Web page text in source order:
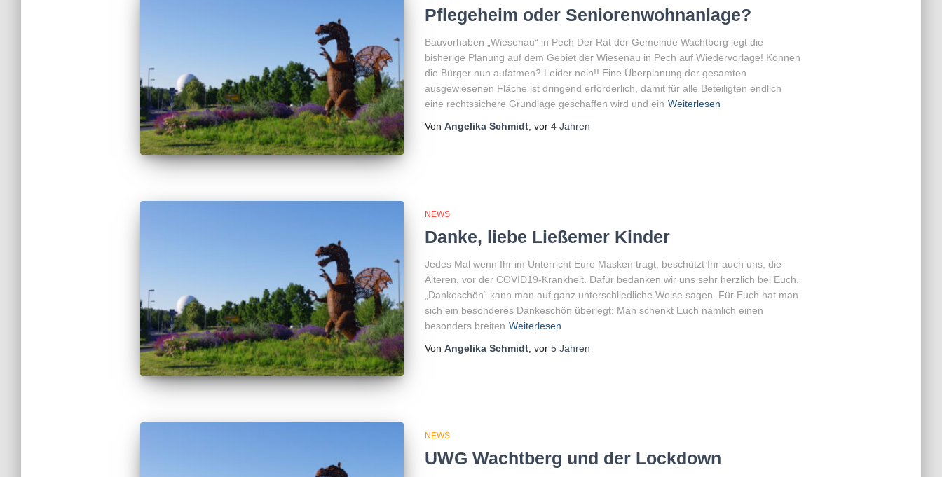
Pflegeheim oder Seniorenwohnanlage?
Bauvorhaben „Wiesenau“ in Pech Der Rat der Gemeinde Wachtberg legt die
bisherige Planung auf dem Gebiet der Wiesenau in Pech auf Wiedervorlage! Können
die Bürger nun aufatmen? Leider nein!! Eine Überplanung der gesamten
ausgewiesenen Fläche ist dringend erforderlich, damit für alle Beteiligten endlich
eine rechtssichere Grundlage geschaffen wird und ein Weiterlesen
Von Angelika Schmidt, vor 4 Jahren
NEWS
Danke, liebe Ließemer Kinder
Jedes Mal wenn Ihr im Unterricht Eure Masken tragt, beschützt Ihr auch uns, die
Älteren, vor der COVID19-Krankheit. Dafür bedanken wir uns sehr herzlich bei Euch.
„Dankeschön“ kann man auf ganz unterschliedliche Weise sagen. Für Euch hat man
sich ein besonderes Dankeschön überlegt: Man schenkt Euch nämlich einen
besonders breiten Weiterlesen
Von Angelika Schmidt, vor 5 Jahren
NEWS
UWG Wachtberg und der Lockdown